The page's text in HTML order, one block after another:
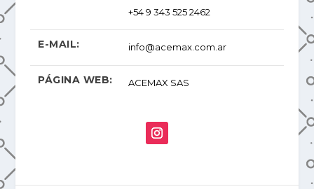
+54 9 343 525 2462
E-MAIL: info@acemax.com.ar
PÁGINA WEB: ACEMAX SAS